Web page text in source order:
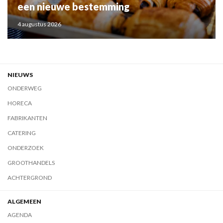
een nieuwe bestemming
4 augustus 2026
NIEUWS
ONDERWEG
HORECA
FABRIKANTEN
CATERING
ONDERZOEK
GROOTHANDELS
ACHTERGROND
ALGEMEEN
AGENDA